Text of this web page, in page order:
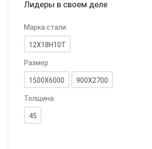
Марка стали
12Х18Н10Т
Размер
1500Х6000 900Х2700
Толщина
45
Лидеры в своем деле